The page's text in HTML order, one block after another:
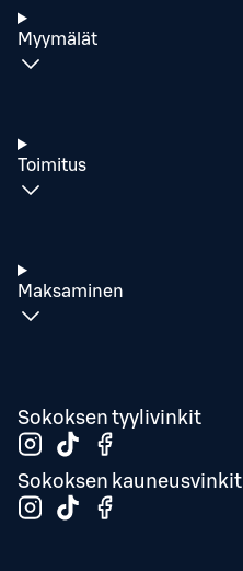
Myymälät
Toimitus
Maksaminen
Sokoksen tyylivinkit
Sokoksen kauneusvinkit